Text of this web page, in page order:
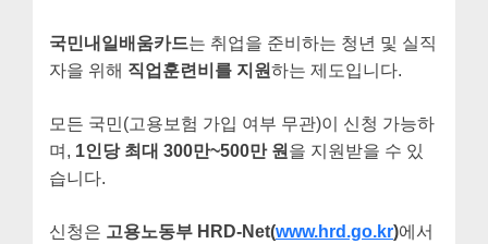
국민내일배움카드는 취업을 준비하는 청년 및 실직
자을 위해 직업훈련비를 지원하는 제도입니다.
모든 국민(고용보험 가입 여부 무관)이 신청 가능하
며, 1인당 최대 300만~500만 원 을 지원받을 수 있
습니다.
신청은 고용노동부 HRD-Net(www.hrd.go.kr)에서